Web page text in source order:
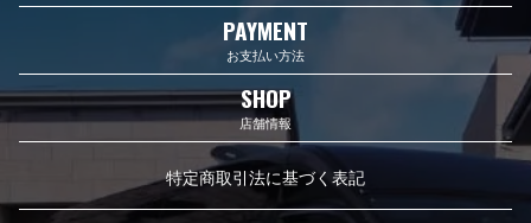
PAYMENT
お支払い方法
SHOP
店舗情報
特定商取引法に基づく表記